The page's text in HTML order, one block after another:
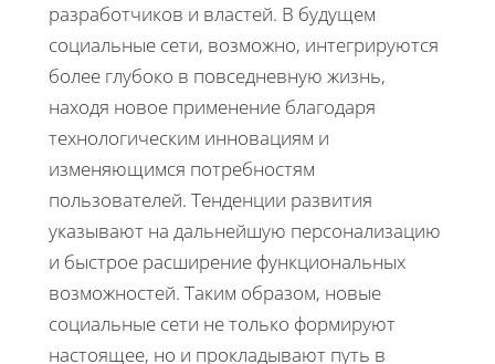
разработчиков и властей. В будущем
социальные сети, возможно, интегрируются
более глубоко в повседневную жизнь,
находя новое применение благодаря
технологическим инновациям и
изменяющимся потребностям
пользователей. Тенденции развития
указывают на дальнейшую персонализацию
и быстрое расширение функциональных
возможностей. Таким образом, новые
социальные сети не только формируют
настоящее, но и прокладывают путь в